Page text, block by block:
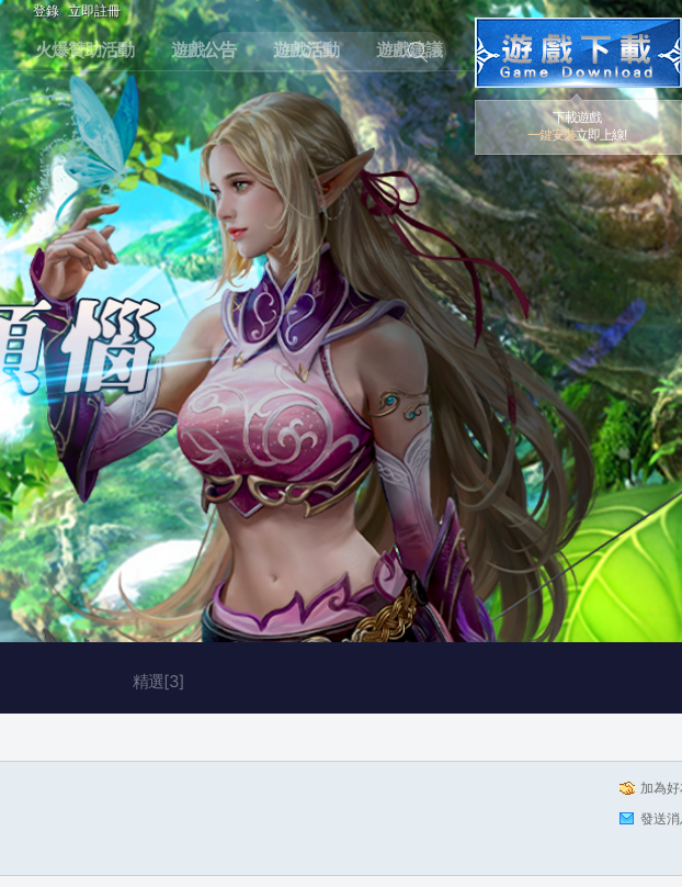
登錄 立即註冊
火爆贊助活動 遊戲公告 遊戲活動 遊戲建議
下載遊戲
一鍵安裝立即上線!
精選[3]
加為
發送